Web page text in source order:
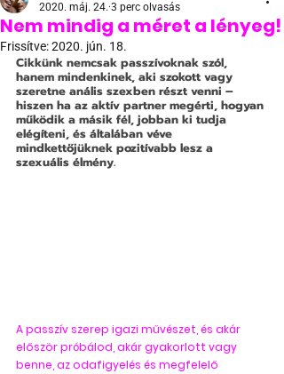
Nem mindig a méret a lényeg!
2020. máj. 24. 3 perc olvasás
Frissítve:2020. jún. 18.
Cikkünk nemcsak passzívoknak szól,
hanem mindenkinek, aki szokott vagy
szeretne anális szexben részt venni –
hiszen ha az aktív partner megérti, hogyan
működik a másik fél, jobban ki tudja
elégíteni, és általában véve
mindkettőjüknek pozitívabb lesz a
szexuális élmény.
A passzív szerep igazi művészet, és akár
először próbálod, akár gyakorlott vagy
benne, az odafigyelés és megfelelő